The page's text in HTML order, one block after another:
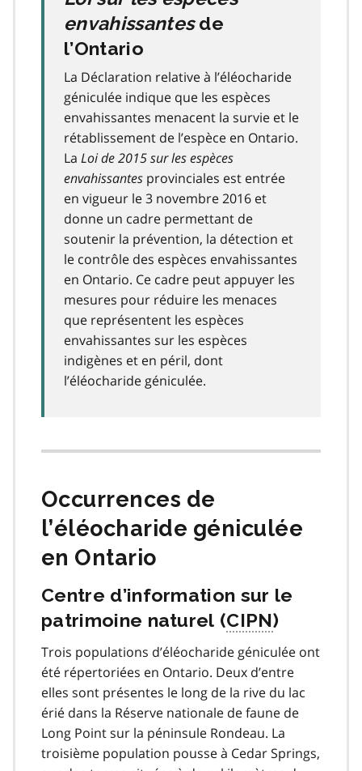
envahissantesde
l’Ontario
La Déclaration relative à l’éléocharide
géniculée indique que les espèces
envahissantes menacent la survie et le
rétablissement de l’espèce en Ontario.
La Loi de 2015 sur les espèces
envahissantes provinciales est entrée
en vigueur le 3 novembre 2016 et
donne un cadre permettant de
soutenir la prévention, la détection et
le contrôle des espèces envahissantes
en Ontario. Ce cadre peut appuyer les
mesures pour réduire les menaces
que représentent les espèces
envahissantes sur les espèces
indigènes et en péril, dont
l’éléocharide géniculée.
Occurrences de
l’éléocharide géniculée
en Ontario
Centre d’information sur le
patrimoine naturel (CIPN)
Trois populations d’éléocharide géniculée ont
été répertoriées en Ontario. Deux d’entre
elles sont présentes le long de la rive du lac
érié dans la Réserve nationale de faune de
Long Point sur la péninsule Rondeau. La
troisième population pousse à Cedar Springs,